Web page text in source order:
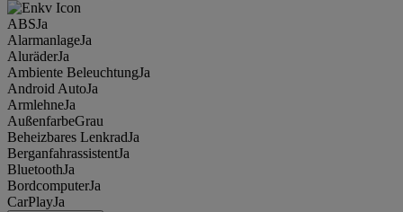
ABSJa
AlarmanlageJa
AluräderJa
Ambiente BeleuchtungJa
Android AutoJa
ArmlehneJa
AußenfarbeGrau
Beheizbares LenkradJa
BerganfahrassistentJa
BluetoothJa
BordcomputerJa
CarPlayJa